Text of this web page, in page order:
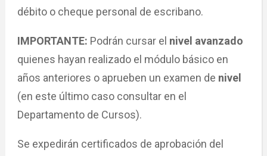
débito o cheque personal de escribano.
IMPORTANTE: Podrán cursar el nivel avanzado
quienes hayan realizado el módulo básico en
años anteriores o aprueben un examen de nivel
(en este último caso consultar en el
Departamento de Cursos).
Se expedirán certificados de aprobación del